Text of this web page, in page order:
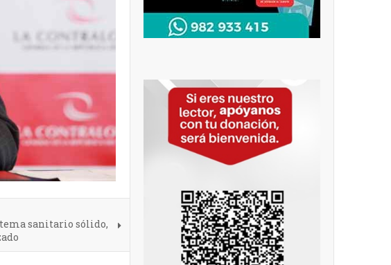
sanitario sólido,